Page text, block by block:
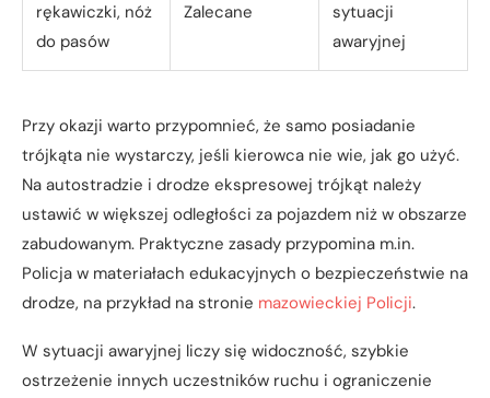
rękawiczki, nóż
do pasów
Zalecane
sytuacji
awaryjnej
Przy okazji warto przypomnieć, że samo posiadanie
trójkąta nie wystarczy, jeśli kierowca nie wie, jak go użyć.
Na autostradzie i drodze ekspresowej trójkąt należy
ustawić w większej odległości za pojazdem niż w obszarze
zabudowanym. Praktyczne zasady przypomina m.in.
Policja w materiałach edukacyjnych o bezpieczeństwie na
drodze, na przykład na stronie mazowieckiej Policji.
W sytuacji awaryjnej liczy się widoczność, szybkie
ostrzeżenie innych uczestników ruchu i ograniczenie